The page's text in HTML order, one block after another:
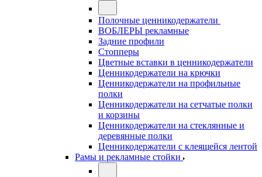
Полочные ценникодержатели
ВОБЛЕРЫ рекламные
Задние профили
Стопперы
Цветные вставки в ценникодержатели
Ценникодержатели на крючки
Ценникодержатели на профильные
полки
Ценникодержатели на сетчатые полки
и корзины
Ценникодержатели на стеклянные и
деревянные полки
Ценникодержатели с клеящейся лентой
Рамы и рекламные стойки